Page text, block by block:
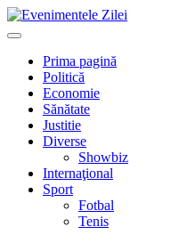
Mergi
la
Primary
Prima pagină
Politică
Economie
Sănătate
Justitie
Diverse
Showbiz
Internaţional
Sport
Fotbal
Tenis